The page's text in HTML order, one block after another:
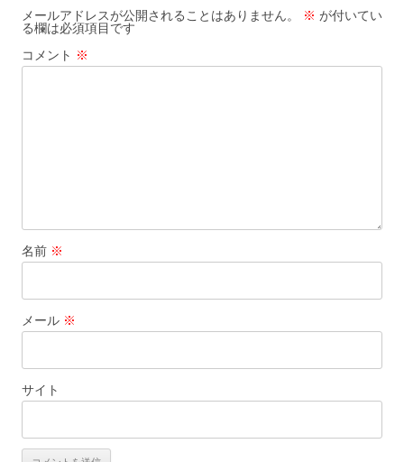
ー
シ
ョ
メールアドレスが公開されることはありません。 ※ が付いてい
る欄は必須項目です
コメント ※
名前 ※
メール ※
サイト